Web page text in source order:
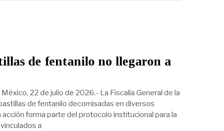
de fentanilo no llegaron a
22 de julio de 2026.- La Fiscalía General de la
de fentanilo decomisadas en diversos
forma parte del protocolo institucional para la
a